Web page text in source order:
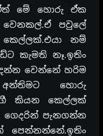
මේ හොරු ඒක
පවුලේ
නම්
කැමති නෑ.ඉතිං
වෙන්නේ හරිම
අන්තිමට හොරු
කියන කෙල්ලක්
පැනගන්න
පෙන්නන්නේ.ඉතිං